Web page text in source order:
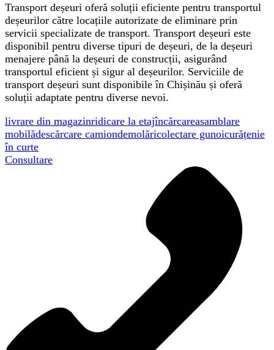
Transport deșeuri oferă soluții eficiente pentru transportul
deșeurilor către locațiile autorizate de eliminare prin
servicii specializate de transport. Transport deșeuri este
disponibil pentru diverse tipuri de deșeuri, de la deșeuri
menajere până la deșeuri de construcții, asigurând
transportul eficient și sigur al deșeurilor. Serviciile de
transport deșeuri sunt disponibile în Chișinău și oferă
soluții adaptate pentru diverse nevoi.
livrare din magazinridicare la etajîncărcareasamblare
mobilădescărcare camiondemolăricolectare gunoicurățenie
în curte
Consultare